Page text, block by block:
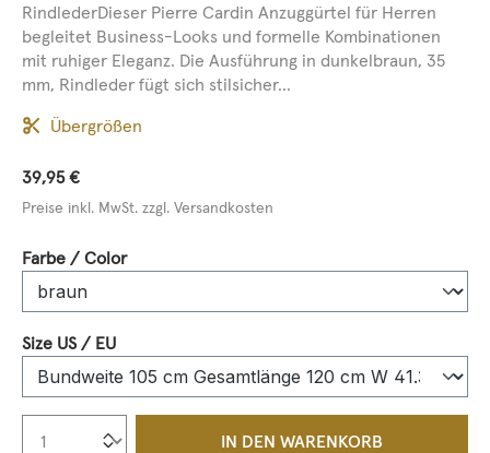
RindlederDieser Pierre Cardin Anzuggürtel für Herren
begleitet Business-Looks und formelle Kombinationen
mit ruhiger Eleganz. Die Ausführung in dunkelbraun, 35
mm, Rindleder fügt sich stilsicher...
Übergrößen
39,95 €
Preise inkl. MwSt. zzgl. Versandkosten
Farbe / Colorauswählen
Size US / EUauswählen
Produkt Anzahl: Gib den
IN DEN WARENKORB